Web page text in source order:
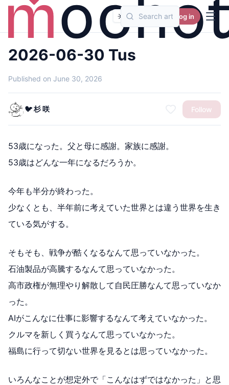
Log in
2026-06-30 Tus
Published on June 30, 2026
🐦 杉 咲 Follow
53歳になった。父と母に感謝。家族に感謝。
53歳はどんな一年になるだろうか。
今年も半分が終わった。
少なくとも、半年前に考えていた世界とは違う世界を生き
ている気がする。
そもそも、戦争が酷くなるなんて思っていなかった。
石油製品が高騰するなんて思っていなかった。
高市政権が無理やり解散して自民圧勝なんて思っていなか
った。
AIがこんなに仕事に影響するなんて考えていなかった。
クルマを新しく買うなんて思っていなかった。
福島に行って切ない世界を見るとは思っていなかった。
いろんなことが想定外で「こんなはずではなかった」と思